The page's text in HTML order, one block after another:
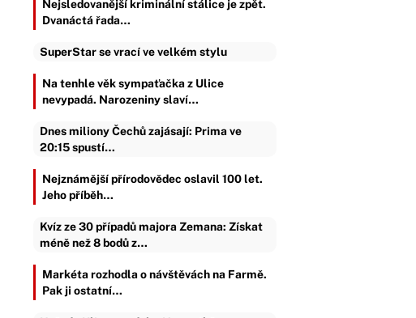
Nejsledovanější kriminální stálice je zpět.
Dvanáctá řada…
SuperStar se vrací ve velkém stylu
Na tenhle věk sympaťačka z Ulice
nevypadá. Narozeniny slaví…
Dnes miliony Čechů zajásají: Prima ve
20:15 spustí…
Nejznámější přírodovědec oslavil 100 let.
Jeho příběh…
Kvíz ze 30 případů majora Zemana: Získat
méně než 8 bodů z…
Markéta rozhodla o návštěvách na Farmě.
Pak ji ostatní…